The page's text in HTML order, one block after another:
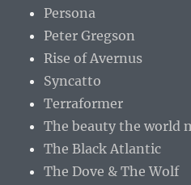
Persona
Peter Gregson
Rise of Avernus
Syncatto
Terraformer
The beauty the world
The Black Atlantic
The Dove & The Wolf